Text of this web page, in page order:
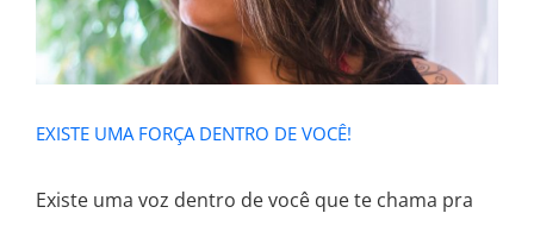
EXISTE UMA FORÇA DENTRO DE VOCÊ!
Existe uma voz dentro de você que te chama pra